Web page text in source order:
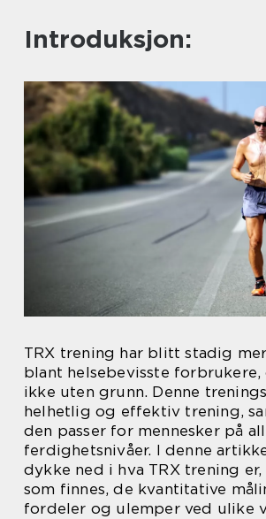
Introduksjon:
TRX trening har blitt stadig
blant helsebevisste
ikke uten grunn. Denne
helhetlig og effektiv trening,
den passer for mennesker på
ferdighetsnivåer. I denne
dykke ned i hva TRX trening
som finnes, de kvantitative
fordeler og ulemper ved ulike